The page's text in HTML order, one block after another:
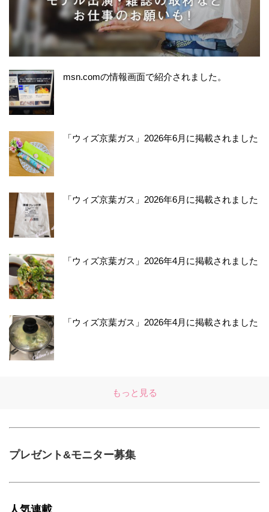
msn.comの情報画面で紹介されました。
「ウィズ京葉ガス」2026年6月に掲載されました
「ウィズ京葉ガス」2026年6月に掲載されました
「ウィズ京葉ガス」2026年4月に掲載されました
「ウィズ京葉ガス」2026年4月に掲載されました
もっと見る
プレゼント&モニター募集
人気連載